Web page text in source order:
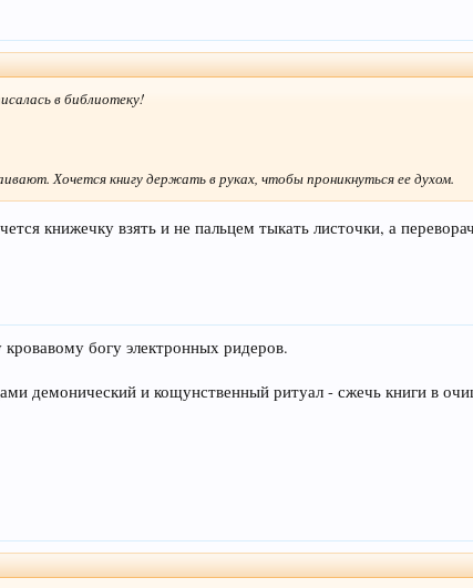
в библиотеку!
Хочется книгу держать в руках, чтобы проникнуться ее духом.
книжечку взять и не пальцем тыкать листочки, а
богу электронных ридеров.
демонический и кощунственный ритуал - сжечь книги в